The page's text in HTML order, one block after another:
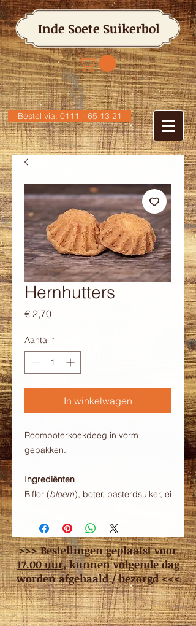
Inde Soete Suikerbol
Bestel via: 0111 - 65 13 21
Hernhutters
€ 2,70Prijs
Aantal *
In winkelwagen
Roomboterkoekdeeg in vorm
gebakken.
Ingrediënten
Biflor (bloem), boter, basterdsuiker, ei
>>> Bestellingen geplaatstvoor
17.00 uur, kunnen volgende dag
worden afgehaald / bezorgd <<<